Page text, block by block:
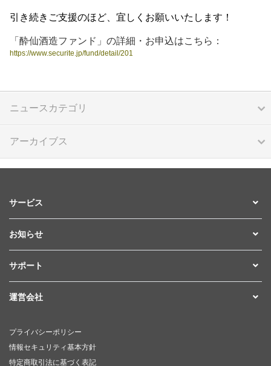
引き続きご支援のほど、宜しくお願いいたします！
「酔仙酒造ファンド」の詳細・お申込はこちら：
https://www.securite.jp/fund/detail/201
ニュースカテゴリ
アーカイブス
サービス
お知らせ
サポート
運営会社
プライバシーポリシー
情報セキュリティ基本方針
特定商取引法に基づく表記